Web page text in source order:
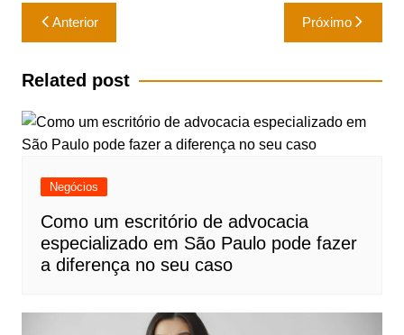
Navegação
de
Post
Anterior Próximo
Related post
Negócios
Como um escritório de advocacia
especializado em São Paulo pode fazer
a diferença no seu caso